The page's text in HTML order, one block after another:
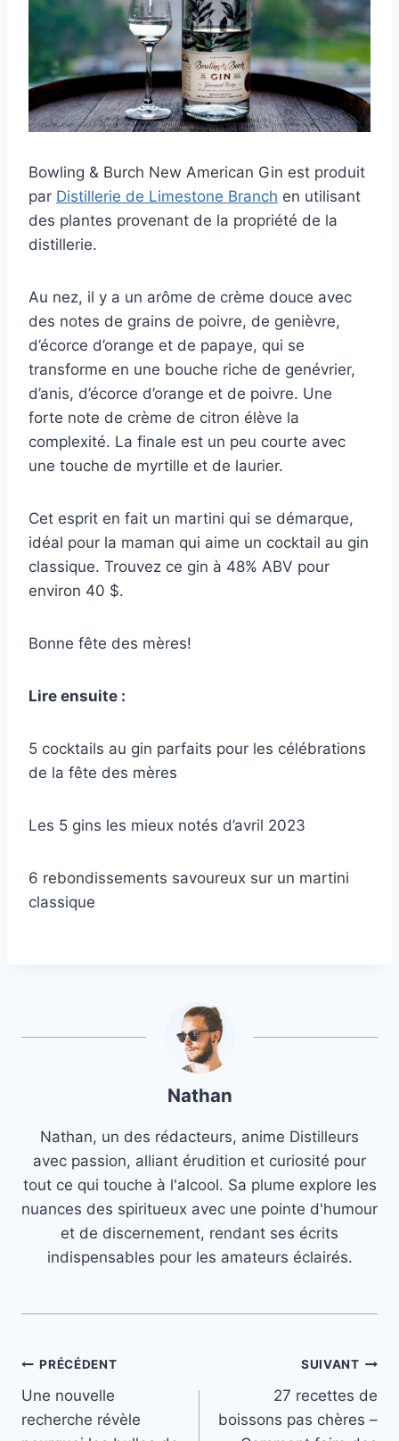
Bowling & Burch New American Gin est produit
par Distillerie de Limestone Branch en utilisant
des plantes provenant de la propriété de la
distillerie.
Au nez, il y a un arôme de crème douce avec
des notes de grains de poivre, de genièvre,
d’écorce d’orange et de papaye, qui se
transforme en une bouche riche de genévrier,
d’anis, d’écorce d’orange et de poivre. Une
forte note de crème de citron élève la
complexité. La finale est un peu courte avec
une touche de myrtille et de laurier.
Cet esprit en fait un martini qui se démarque,
idéal pour la maman qui aime un cocktail au gin
classique. Trouvez ce gin à 48% ABV pour
environ 40 $.
Bonne fête des mères!
Lire ensuite :
5 cocktails au gin parfaits pour les célébrations
de la fête des mères
Les 5 gins les mieux notés d’avril 2023
6 rebondissements savoureux sur un martini
classique
Nathan
Nathan, un des rédacteurs, anime Distilleurs
avec passion, alliant érudition et curiosité pour
tout ce qui touche à l'alcool. Sa plume explore les
nuances des spiritueux avec une pointe d'humour
et de discernement, rendant ses écrits
indispensables pour les amateurs éclairés.
Navigation
de
PRÉCÉDENT
Une nouvelle
recherche révèle
SUIVANT
27 recettes de
boissons pas chères –